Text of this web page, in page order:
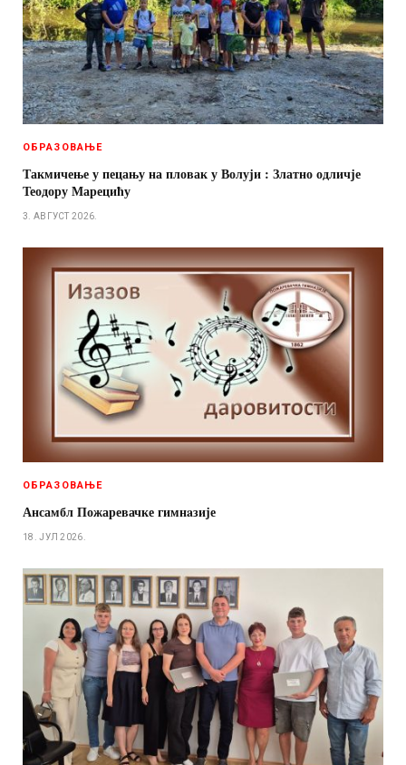
ОБРАЗОВАЊЕ
Такмичење у пецању на пловак у Волуји : Златно одличје
Теодору Марецићу
3. АВГУСТ 2026.
ОБРАЗОВАЊЕ
Ансамбл Пожаревачке гимнaзије
18. ЈУЛ 2026.